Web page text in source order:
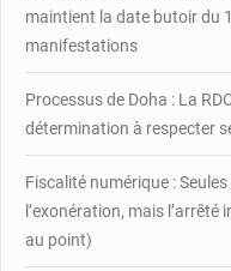
depuis
le
de
l’année
maintient la date butoir du
manifestations
Processus de Doha : La
détermination à respecter
Fiscalité numérique :
l’exonération, mais
au point)